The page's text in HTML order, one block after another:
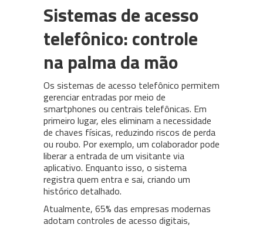
Sistemas de acesso
telefônico: controle
na palma da mão
Os sistemas de acesso telefônico permitem
gerenciar entradas por meio de
smartphones ou centrais telefônicas. Em
primeiro lugar, eles eliminam a necessidade
de chaves físicas, reduzindo riscos de perda
ou roubo. Por exemplo, um colaborador pode
liberar a entrada de um visitante via
aplicativo. Enquanto isso, o sistema
registra quem entra e sai, criando um
histórico detalhado.
Atualmente, 65% das empresas modernas
adotam controles de acesso digitais,